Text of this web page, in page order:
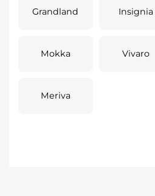
Grandland Insignia
Mokka Vivaro
Meriva